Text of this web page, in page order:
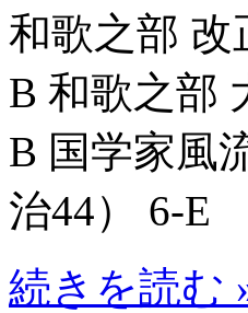
和歌之部 改
B 和歌之部
B 国学家風
治44） 6-E
続きを読む